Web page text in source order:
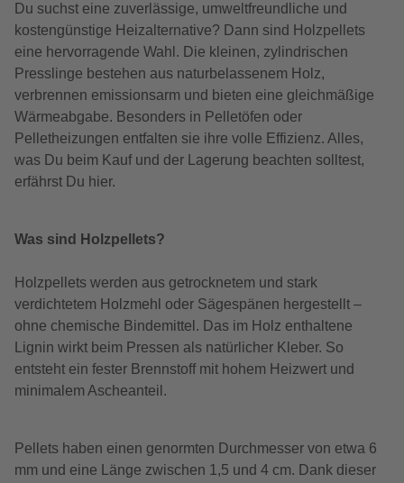
Du suchst eine zuverlässige, umweltfreundliche und
kostengünstige Heizalternative? Dann sind Holzpellets
eine hervorragende Wahl. Die kleinen, zylindrischen
Presslinge bestehen aus naturbelassenem Holz,
verbrennen emissionsarm und bieten eine gleichmäßige
Wärmeabgabe. Besonders in Pelletöfen oder
Pelletheizungen entfalten sie ihre volle Effizienz. Alles,
was Du beim Kauf und der Lagerung beachten solltest,
erfährst Du hier.
Was sind Holzpellets?
Holzpellets werden aus getrocknetem und stark
verdichtetem Holzmehl oder Sägespänen hergestellt –
ohne chemische Bindemittel. Das im Holz enthaltene
Lignin wirkt beim Pressen als natürlicher Kleber. So
entsteht ein fester Brennstoff mit hohem Heizwert und
minimalem Ascheanteil.
Pellets haben einen genormten Durchmesser von etwa 6
mm und eine Länge zwischen 1,5 und 4 cm. Dank dieser